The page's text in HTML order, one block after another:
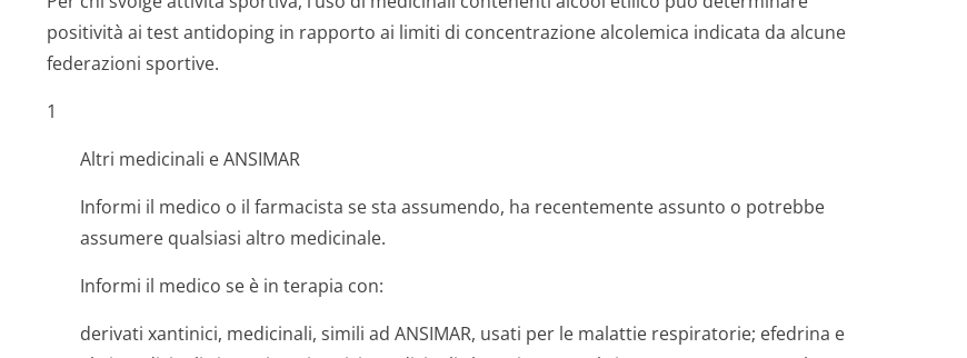
positività ai test antidoping in rapporto ai limiti di concentrazione alcolemica indicata da alcune
federazioni sportive.
1
Altri medicinali e ANSIMAR
Informi il medico o il farmacista se sta assumendo, ha recentemente assunto o potrebbe
assumere qualsiasi altro medicinale.
Informi il medico se è in terapia con:
derivati xantinici, medicinali, simili ad ANSIMAR, usati per le malattie respiratorie; efedrina e